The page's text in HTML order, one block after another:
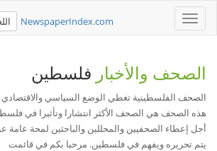
Toggle
navigation
NewspaperIndex.com
الصحف والأخبار فلسطين
الصحف الفلسطينية تغطي الوضع السياسي
هذه الصحف هي الصحف الأكثر انتشارا وتأثيرا في
أجل إعطاء الصحفيين والمحللين والباحثين لمحة عامة عن
يتم تحريره ويفهم في فلسطين. مرحبا بكم في قائمت